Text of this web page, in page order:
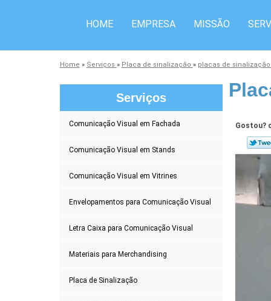
HOME EMPRESA MISSÃO
Home » Serviços » Placa de sinalização » placas de
Serviços
Comunicação Visual em Fachada
Comunicação Visual em Stands
Comunicação Visual em Vitrines
Envelopamentos para Comunicação Visual
Letra Caixa para Comunicação Visual
Materiais para Merchandising
Placa de Sinalização
Gostou?